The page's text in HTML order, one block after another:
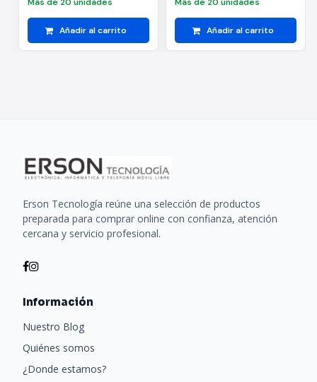
Especificaciones
40 CFM
22 dBA
PRESIÓN ESTATICA:
12V DC
CORRIENTE:
12V : 0,15A
RODAMIENTOS:
Añadir al carrito Añadir al carrito
Erson Tecnología reúne una selección de productos
preparada para comprar online con confianza, atención
cercana y servicio profesional.
Información
Nuestro Blog
Quiénes somos
¿Donde estamos?